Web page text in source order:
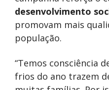
desenvolvimento
promovam mais
população.
“Temos consciência
frios do ano trazem